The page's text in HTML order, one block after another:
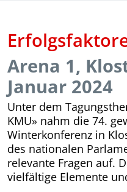
Arena 1,
Januar 2024
Unter dem
KMU» nahm die 74.
Winterkonferenz in
des nationalen
relevante Fragen auf.
vielfältige Elemente